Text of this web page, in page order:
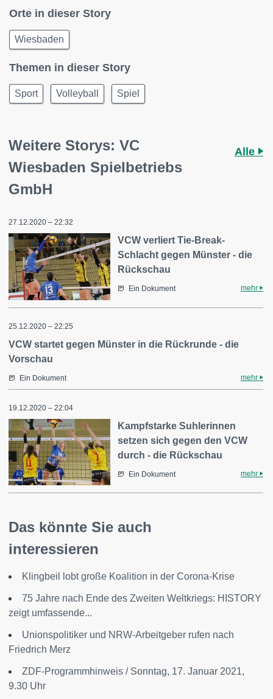
Orte in dieser Story
Wiesbaden
Themen in dieser Story
Sport Volleyball Spiel
Weitere Storys: VC
Wiesbaden Spielbetriebs
GmbH
Alle
27.12.2020 – 22:32
VCW verliert Tie-Break-
Schlacht gegen Münster - die
Rückschau
Ein Dokument mehr
25.12.2020 – 22:25
VCW startet gegen Münster in die Rückrunde - die
Vorschau
Ein Dokument mehr
19.12.2020 – 22:04
Kampfstarke Suhlerinnen
setzen sich gegen den VCW
durch - die Rückschau
Ein Dokument mehr
Das könnte Sie auch
interessieren
Klingbeil lobt große Koalition in der Corona-Krise
75 Jahre nach Ende des Zweiten Weltkriegs: HISTORY
zeigt umfassende...
Unionspolitiker und NRW-Arbeitgeber rufen nach
Friedrich Merz
ZDF-Programmhinweis / Sonntag, 17. Januar 2021,
9.30 Uhr